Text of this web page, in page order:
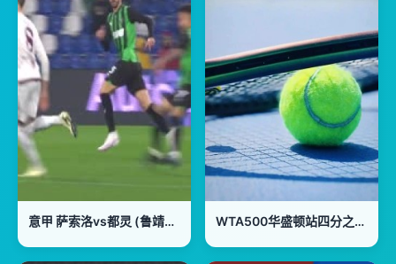
意甲 萨索洛vs都灵 (鲁靖明) 20240210 WTA500华盛顿站四分之一决赛：科恰雷托VS大坂直美